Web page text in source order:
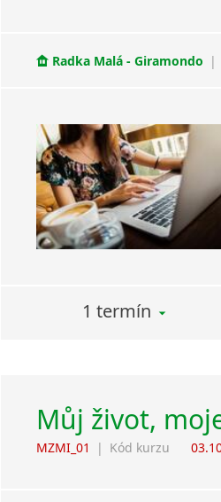
Radka Malá - Giramondo |
1 termín
Můj život,
MZMI_01 | Kód kurzu